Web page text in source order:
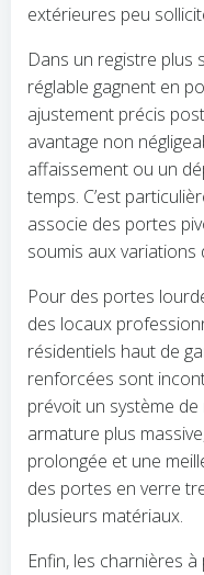
extérieures peu
Dans un registre plus
réglable gagnent en
ajustement précis
avantage non
affaissement ou un
temps. C’est
associe des portes
soumis aux variations
Pour des portes
des locaux
résidentiels haut de
renforcées sont
prévoit un système
armature plus
prolongée et une
des portes en verre
plusieurs matériaux.
Enfin, les charnières